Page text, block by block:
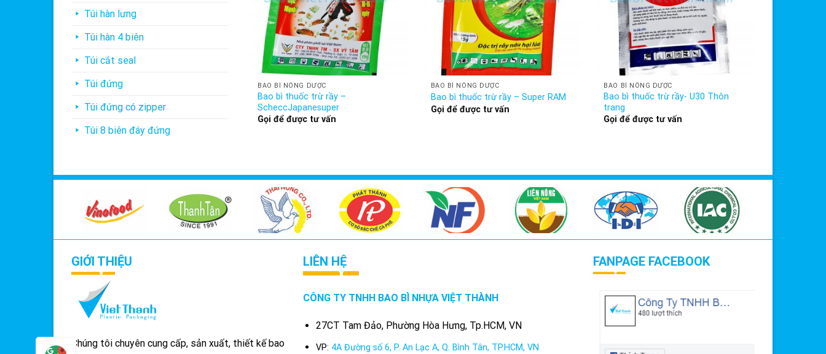
Túi hàn lưng
Túi hàn 4 biên
Túi cắt seal
Túi đứng
Túi đứng có zipper
Túi 8 biên đáy đứng
BAO BÌ NÔNG DƯỢC
Bao bì thuốc trừ rầy –
ScheccJapanesuper
Gọi để được tư vấn
BAO BÌ NÔNG DƯỢC
Bao bì thuốc trừ rầy – Super RAM
Gọi để được tư vấn
BAO BÌ NÔNG DƯỢC
Bao bì thuốc trừ rầy- U30 Thôn
trang
Gọi để được tư vấn
GIỚI THIỆU
Chúng tôi chuyên cung cấp, sản xuất, thiết kế bao
LIÊN HỆ
CÔNG TY TNHH BAO BÌ NHỰA VIỆT THÀNH
27CT Tam Đảo, Phường Hòa Hưng, Tp.HCM, VN
VP: 4A Đường số 6, P. An Lạc A, Q. Bình Tân, TP.HCM, VN
FANPAGE FACEBOOK